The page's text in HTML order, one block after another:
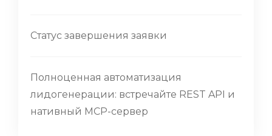
Статус завершения заявки
Полноценная автоматизация
лидогенерации: встречайте REST API и
нативный MCP-сервер